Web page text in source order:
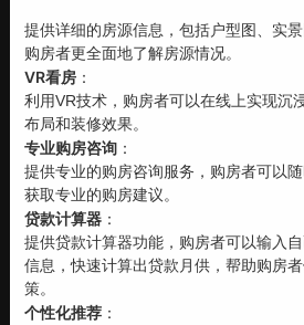
提供详细的房源信息，包括户型图、实
购房者更全面地了解房源情况。
VR看房：
利用VR技术，购房者可以在线上实现沉
布局和装修效果。
专业购房咨询：
提供专业的购房咨询服务，购房者可以
获取专业的购房建议。
贷款计算器：
提供贷款计算器功能，购房者可以输入
信息，快速计算出贷款月供，帮助购房
策。
个性化推荐：